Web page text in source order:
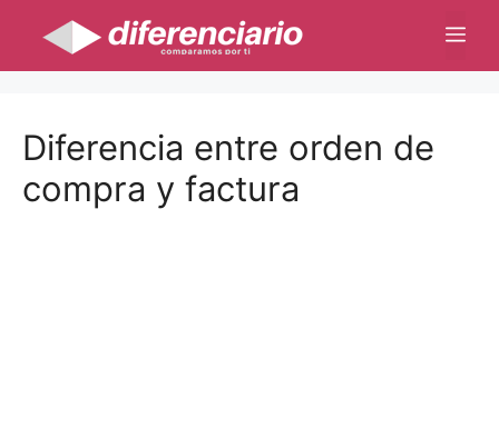
contenido
Diferencia entre orden de
compra y factura